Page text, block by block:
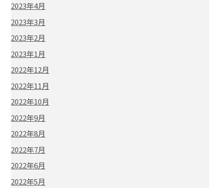
2023年4月
2023年3月
2023年2月
2023年1月
2022年12月
2022年11月
2022年10月
2022年9月
2022年8月
2022年7月
2022年6月
2022年5月